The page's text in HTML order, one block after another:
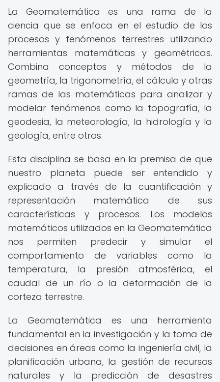
La Geomatemática es una rama de la
ciencia que se enfoca en el estudio de los
procesos y fenómenos terrestres utilizando
herramientas matemáticas y geométricas.
Combina conceptos y métodos de la
geometría, la trigonometría, el cálculo y otras
ramas de las matemáticas para analizar y
modelar fenómenos como la topografía, la
geodesia, la meteorología, la hidrología y la
geología, entre otros.
Esta disciplina se basa en la premisa de que
nuestro planeta puede ser entendido y
explicado a través de la cuantificación y
representación matemática de sus
características y procesos. Los modelos
matemáticos utilizados en la Geomatemática
nos permiten predecir y simular el
comportamiento de variables como la
temperatura, la presión atmosférica, el
caudal de un río o la deformación de la
corteza terrestre.
La Geomatemática es una herramienta
fundamental en la investigación y la toma de
decisiones en áreas como la ingeniería civil, la
planificación urbana, la gestión de recursos
naturales y la predicción de desastres